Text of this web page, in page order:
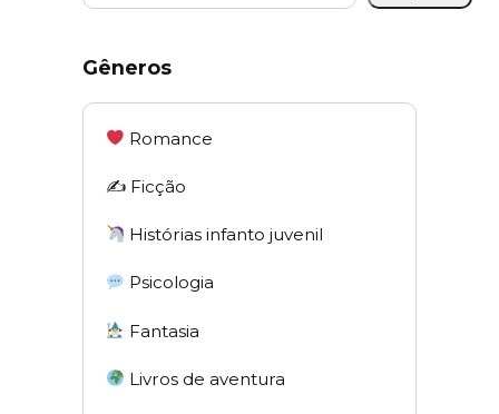
Gêneros
Romance
✍️ Ficção
Histórias infanto juvenil
Psicologia
Fantasia
Livros de aventura